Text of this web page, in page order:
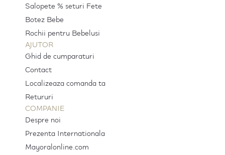
Salopete % seturi Fete
Botez Bebe
Rochii pentru Bebelusi
AJUTOR
Ghid de cumparaturi
Contact
Localizeaza comanda ta
Retururi
COMPANIE
Despre noi
Prezenta Internationala
Mayoralonline.com